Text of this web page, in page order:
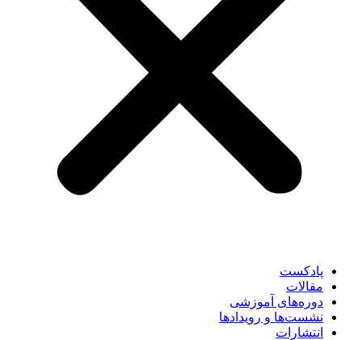
پادکست
مقالات
دوره‌های آموزشی
نشست‌ها و رویدادها
انتشارات